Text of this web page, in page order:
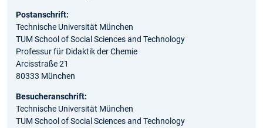
Postanschrift:
Technische Universität München
TUM School of Social Sciences and Technology
Professur für Didaktik der Chemie
Arcisstraße 21
80333 München
Besucheranschrift:
Technische Universität München
TUM School of Social Sciences and Technology